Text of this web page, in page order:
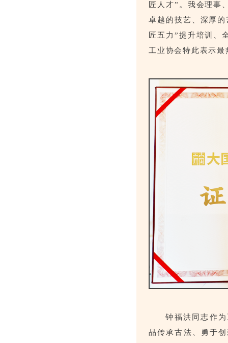
匠人才”。我会理事
卓越的技艺、深厚
匠五力”提升培训、
工业协会特此表示最
钟福洪同志作
品传承古法、勇于